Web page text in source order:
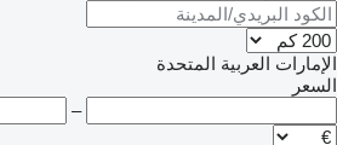
الإمارات العربية المتحدة
السعر
–